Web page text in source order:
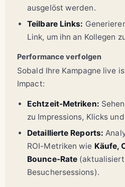
ausgelöst werden.
Teilbare Links:
Link, um ihn an Kollegen
Performance verfolgen
Sobald Ihre Kampagne live
Impact:
Echtzeit-Metriken:
zu Impressions, Klicks und
Detaillierte Reports:
ROI-Metriken wie Käufe,
Bounce-Rate
Besuchersessions).